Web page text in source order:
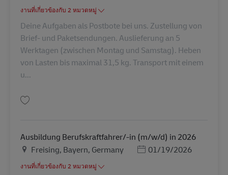
งานที่เกี่ยวข้องกับ 2 หมวดหมู่
Deine Aufgaben als Postbote bei uns. Zustellung von
Brief- und Paketsendungen. Auslieferung an 5
Werktagen (zwischen Montag und Samstag). Heben
von Lasten bis maximal 31,5 kg. Transport mit einem
u...
Ausbildung Berufskraftfahrer/-in (m/w/d) in 2026
สถานที่
Freising, Bayern, Germany Posted Date
01/19/2026
งานที่เกี่ยวข้องกับ 2 หมวดหมู่